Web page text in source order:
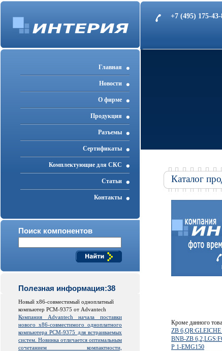
+7 (495) 175-
Главная
Новости
О фирме
Продукция
Разъемы
Cертификаты
Комплектующие для СКС
Статьи
Контакты
Поиск компонентов
Полезная информация:38
Новый x86-совместимый одноплатный
компьютер PCM-9375 от Advantech
Компания Advantech начала поставки
нового x86-совместимого одноплатного
компьютера PCM-9375 для встраиваемых
систем. Новинка отличается оптимальным
сочетанием компактности,
Каталог
Кроме данного
ZB
BNB-ZB
P 1-EMG150